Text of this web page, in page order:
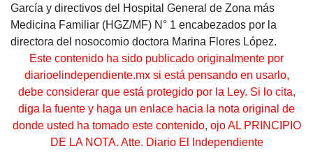
García y directivos del Hospital General de Zona más
Medicina Familiar (HGZ/MF) N° 1 encabezados por la
directora del nosocomio doctora Marina Flores López.
Este contenido ha sido publicado originalmente por
diarioelindependiente.mx si está pensando en usarlo,
debe considerar que está protegido por la Ley. Si lo cita,
diga la fuente y haga un enlace hacia la nota original de
donde usted ha tomado este contenido, ojo AL PRINCIPIO
DE LA NOTA. Atte. Diario El Independiente